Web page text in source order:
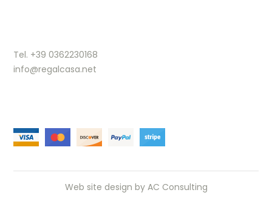
Tel. +39 0362230168
info@regalcasa.net
Web site design by AC Consulting